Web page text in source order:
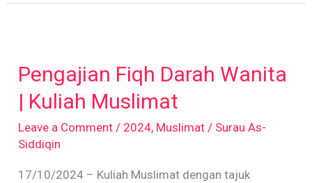
Pengajian Fiqh Darah Wanita
| Kuliah Muslimat
Leave a Comment / 2024, Muslimat / Surau As-
Siddiqin
17/10/2024 – Kuliah Muslimat dengan tajuk
Darah
Wanita
Kuliah